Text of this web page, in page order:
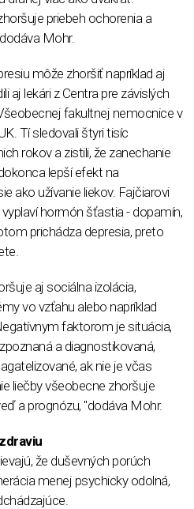
priebeh ochorenia a
Mohr.
môže zhoršiť napríklad aj
aj lekári z Centra pre závislých
fakultnej nemocnice v
Tí sledovali štyri tisíc
rokov a zistili, že zanechanie
lepší efekt na
ako užívanie liekov. Fajčiarovi
hormón šťastia - dopamín,
prichádza depresia, preto
aj sociálna izolácia,
vo vzťahu alebo napríklad
faktorom je situácia,
a diagnostikovaná,
ak nie je včas
liečby všeobecne zhoršuje
a prognózu, "dodáva Mohr.
že duševných porúch
menej psychicky odolná,